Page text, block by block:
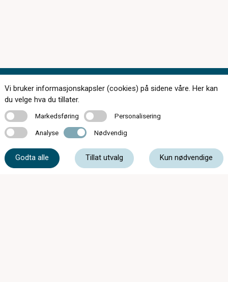
Kontakt oss
Vi bruker informasjonskapsler (cookies) på sidene våre. Her kan
du velge hva du tillater.
MarkedsføringMarkedsføring PersonaliseringPersonalisering
Analyse Analyse Nødvendig Nødvendig
Godta alle Tillat utvalg Kun nødvendige